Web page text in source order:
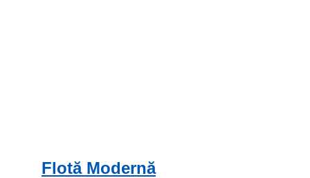
Flotă Modernă